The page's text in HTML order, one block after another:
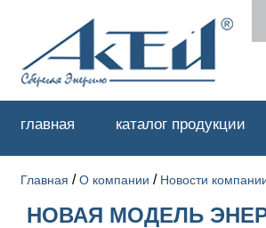
главная каталог продукции
Главная /О компании / Новости
НОВАЯ МОДЕЛЬ